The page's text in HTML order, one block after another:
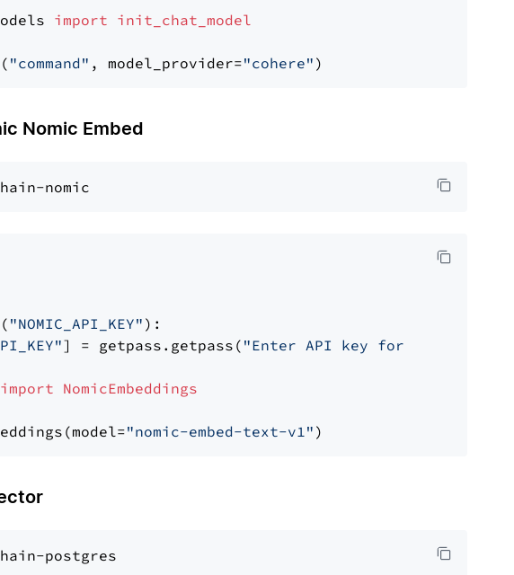
import init_chat_model
"command" , model_provider="cohere"
Nomic Embed
"NOMIC_API_KEY" ):
] = getpass.getpass( "Enter API key for Nomic: "
import NomicEmbeddings
"nomic-embed-text-v1"